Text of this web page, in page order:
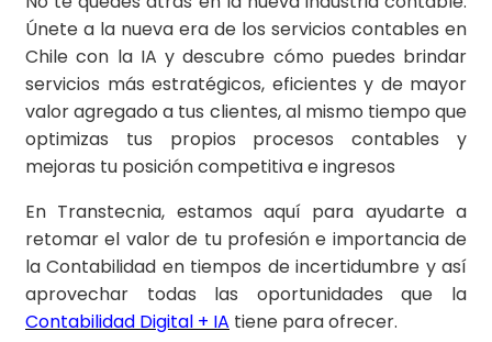
Únete a la nueva era de los servicios contables en
Chile con la IA y descubre cómo puedes brindar
servicios más estratégicos, eficientes y de mayor
valor agregado a tus clientes, al mismo tiempo que
optimizas tus propios procesos contables y
mejoras tu posición competitiva e ingresos
En Transtecnia, estamos aquí para ayudarte a
retomar el valor de tu profesión e importancia de
la Contabilidad en tiempos de incertidumbre y así
aprovechar todas las oportunidades que la
Contabilidad Digital + IA tiene para ofrecer.